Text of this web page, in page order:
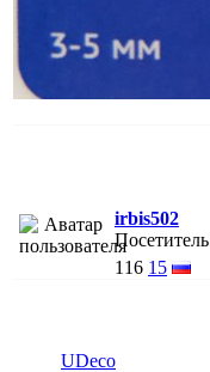
irbis502
Посетитель
116 15
UDeco